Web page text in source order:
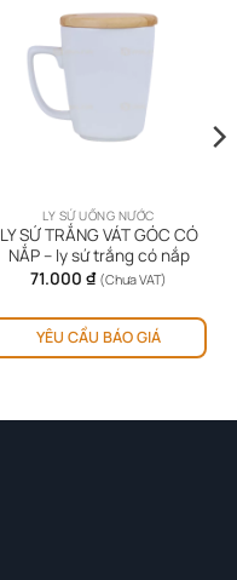
LY SỨ UỐNG NƯỚC
LY SỨ TRẮNG VÁT GÓC CÓ
NẮP – ly sứ trắng có nắp
71.000 ₫ (Chưa VAT)
YÊU CẦU BÁO GIÁ